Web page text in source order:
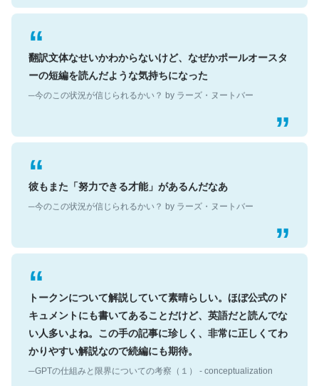
翻訳文体なせいかわからないけど、なぜかポールオースタ
ーの短編を読んだような気持ちになった
─今のこの状況が信じられるかい？ by ラーズ・ヌートバー
彼もまた「努力できる才能」があるんだなあ
─今のこの状況が信じられるかい？ by ラーズ・ヌートバー
トークンについて解説していて素晴らしい。ほぼ公式のド
キュメントにも書いてあることだけど、英語だと読んでな
い人多いよね。この手の記事に珍しく、非常に正しくてわ
かりやすい解説なので続編にも期待。
─GPTの仕組みと限界についての考察（１） - conceptualization